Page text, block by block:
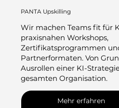
Wir machen Teams fit für
praxisnahen Workshops,
Zertifikatsprogrammen
Partnerformaten. Von
Ausrollen einer KI-
gesamten Organisation.
PANTA Upskilling
Mehr erfahren